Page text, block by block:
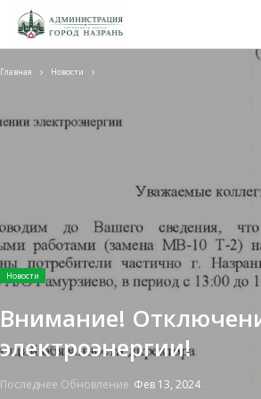
Главная Новости
Новости
Внимание!
электроэнергии!
Последнее Обновление Фев 13, 2024